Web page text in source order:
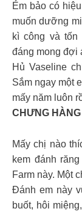
Ẻm bảo có
muốn dưỡng
kì công và
đáng mong đợi
Hủ Vaseline
Sắm ngay một
mấy năm luôn
CHƯNG
Mấy chị nào
kem đánh
Farm này. Một
Đánh em này
buốt, hôi